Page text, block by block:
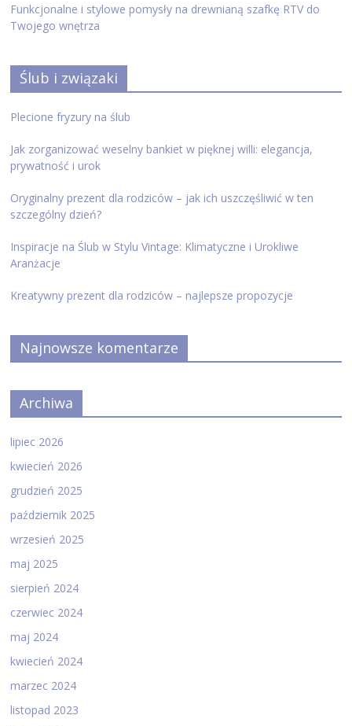
Funkcjonalne i stylowe pomysły na drewnianą szafkę RTV do
Twojego wnętrza
Ślub i związaki
Plecione fryzury na ślub
Jak zorganizować weselny bankiet w pięknej willi: elegancja,
prywatność i urok
Oryginalny prezent dla rodziców – jak ich uszczęśliwić w ten
szczególny dzień?
Inspiracje na Ślub w Stylu Vintage: Klimatyczne i Urokliwe
Aranżacje
Kreatywny prezent dla rodziców – najlepsze propozycje
Najnowsze komentarze
Archiwa
lipiec 2026
kwiecień 2026
grudzień 2025
październik 2025
wrzesień 2025
maj 2025
sierpień 2024
czerwiec 2024
maj 2024
kwiecień 2024
marzec 2024
listopad 2023